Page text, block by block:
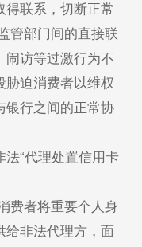
得联系，切断正常
管部门间的直接联
闹访等过激行为不
胁迫消费者以维权
银行之间的正常协
“代理处置信用卡
费者将重要个人身
给非法代理方，面